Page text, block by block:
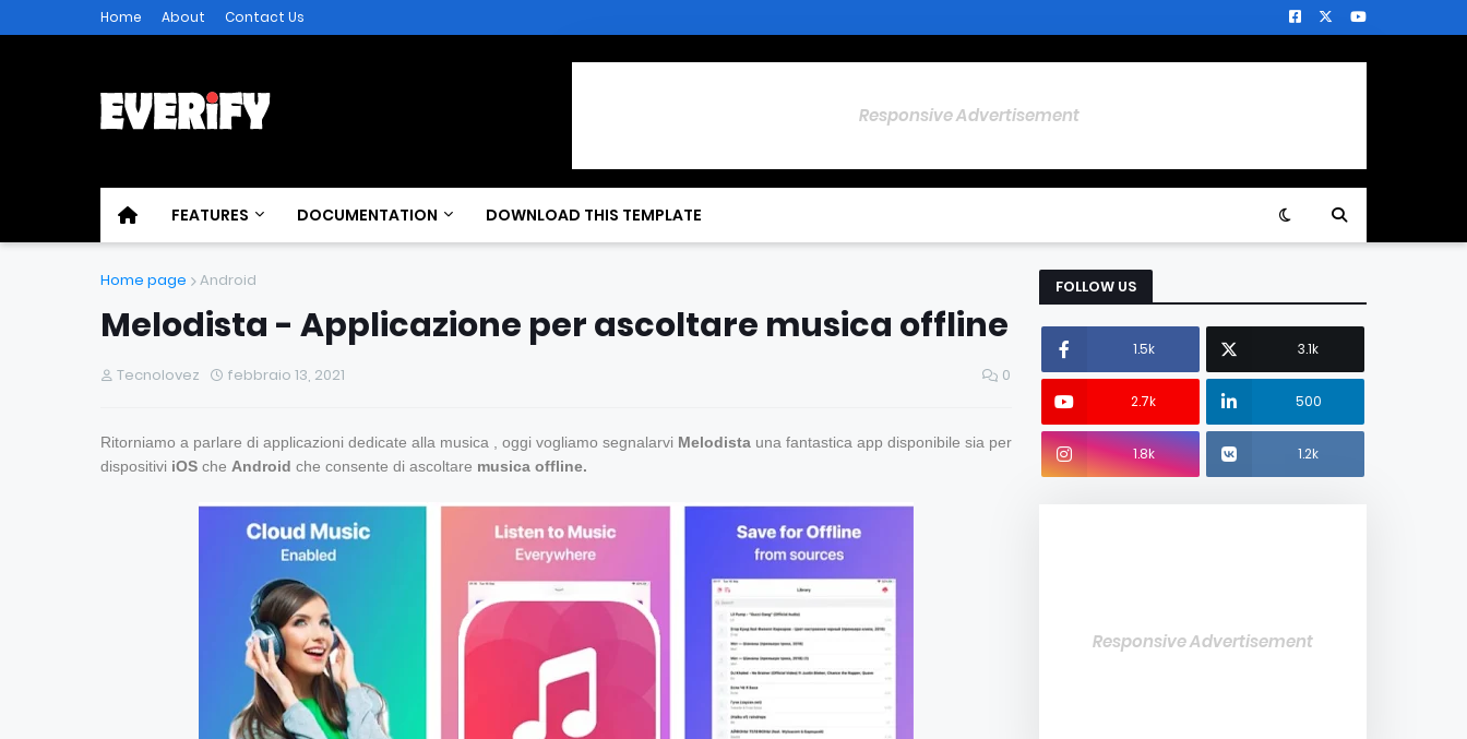
Home About Contact Us
Responsive Advertisement
FEATURES DOCUMENTATION DOWNLOAD THIS TEMPLATE
Home page Android
Melodista - Applicazione per ascoltare musica offline
Tecnolovez febbraio 13, 2021 0
Ritorniamo a parlare di applicazioni dedicate alla musica , oggi vogliamo segnalarvi Melodista una fantastica app disponibile sia per
dispositivi iOS che Android che consente di ascoltare musica offline.
FOLLOW US
1.5k 3.1k
2.7k 500
1.8k 1.2k
Responsive Advertisement